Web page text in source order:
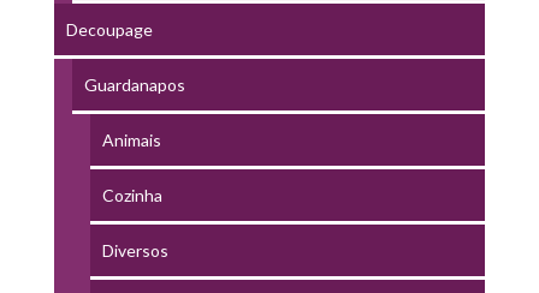
Decoupage
Guardanapos
Animais
Cozinha
Diversos